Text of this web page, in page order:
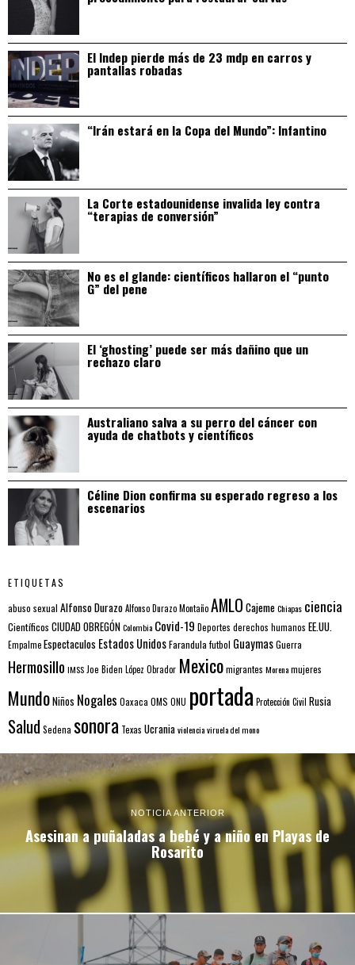
El Indep pierde más de 23 mdp en carros y
pantallas robadas
“Irán estará en la Copa del Mundo”: Infantino
La Corte estadounidense invalida ley contra
“terapias de conversión”
No es el glande: científicos hallaron el “punto
G” del pene
El ‘ghosting’ puede ser más dañino que un
rechazo claro
Australiano salva a su perro del cáncer con
ayuda de chatbots y científicos
Céline Dion confirma su esperado regreso a los
escenarios
ETIQUETAS
abuso sexual Alfonso DurazoAlfonso Durazo MontañoAMLO CajemeChiapas ciencia
Científicos CIUDAD OBREGÓNColombia Covid-19 Deportes derechos humanos EE.UU.
EmpalmeEspectaculos Estados UnidosFarandula futbol GuaymasGuerra
Hermosillo IMSS Joe Biden López Obrador Mexicomigrantes Morenamujeres
MundoNiños Nogales Oaxaca OMS ONU portada Protección Civil Rusia
Salud Sedena sonora Texas Ucraniaviolenciaviruela del mono
NOTICIA ANTERIOR
Asesinan a puñaladas a bebé y a niño en Playas de
Rosarito